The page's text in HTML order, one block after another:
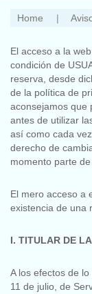
Home
El acceso a la web
condición de
reserva, desde
de la política de
aconsejamos que
antes de utilizar
así como cada
derecho de
momento parte
El mero acceso a
existencia de una
I. TITULAR DE
A los efectos de
11 de julio, de